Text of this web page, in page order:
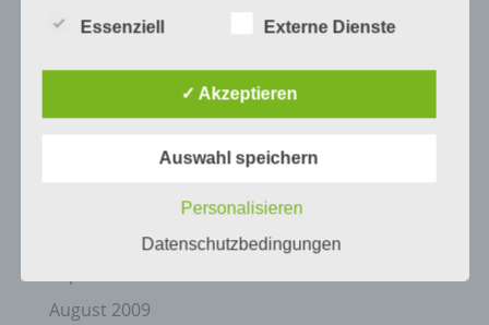
Mai 2010
Oktober 2009
August 2009
Verbreitung oder eine andere Form der
Bereitstellung, den Abgleich oder die Verknüpfung,
Vernichtung.
Einschränkung der Verarbeitung ist die Markierung
Ziel, ihre künftige Verarbeitung einzuschränken.
e) Profiling
Essenziell Externe Dienste
✓ Akzeptieren
Auswahl speichern
Personalisieren
Datenschutzbedingungen